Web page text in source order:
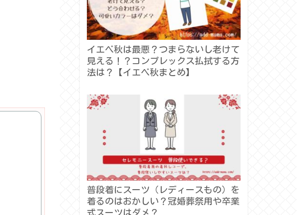
イエベ秋は最悪？つまらないし老けて
見える！？コンプレックス払拭する方
法は？【イエベ秋まとめ】
普段着にスーツ（レディースもの）を
着るのはおかしい？冠婚葬祭用や卒業
式スーツはダメ？